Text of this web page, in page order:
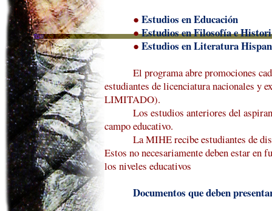
●Estudios en Educación
●Estudios en Filosofía e
●Estudios en Literatura
El programa abre promociones
estudiantes de licenciatura nacionales y
LIMITADO).
Los estudios anteriores del
campo educativo.
La MIHE recibe estudiantes de
Estos no necesariamente deben estar en
los niveles educativos
Documentos que deben